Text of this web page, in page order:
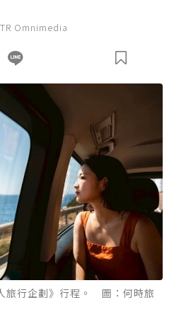
Omnimedia
旅行企劃》行程。 圖：何時旅